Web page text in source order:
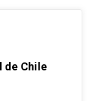
de Chile